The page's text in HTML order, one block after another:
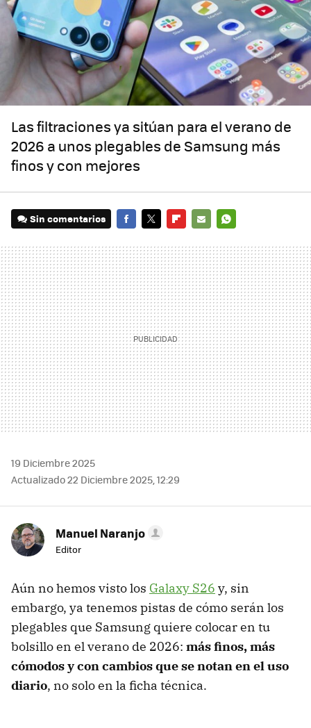
Las filtraciones ya sitúan para el verano de
2026 a unos plegables de Samsung más
finos y con mejores
Sin comentarios
MAIL
19 Diciembre 2025
Actualizado 22 Diciembre 2025, 12:29
Manuel Naranjo
Editor
Aún no hemos visto los Galaxy S26 y, sin
embargo, ya tenemos pistas de cómo serán los
plegables que Samsung quiere colocar en tu
bolsillo en el verano de 2026: más finos, más
cómodos y con cambios que se notan en el uso
diario, no solo en la ficha técnica.